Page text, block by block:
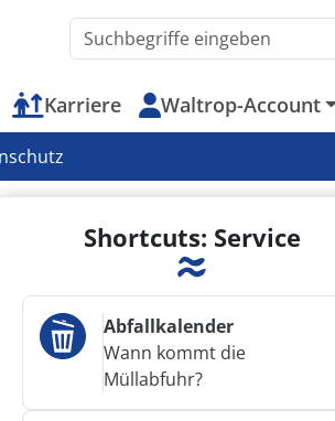
Waltrop.de durchsuchen
Karriere Waltrop-Account
Shortcuts: Service
Abfallkalender
Wann kommt die
Müllabfuhr?